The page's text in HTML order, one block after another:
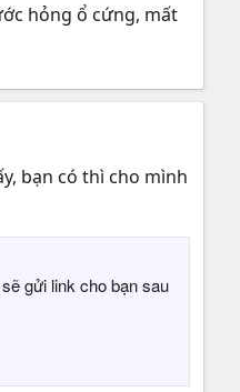
hỏng ổ cứng, mất
bạn có thì cho mình
gửi link cho bạn sau